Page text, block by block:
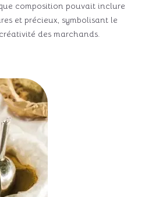
composition pouvait inclure
et précieux, symbolisant le
des marchands.